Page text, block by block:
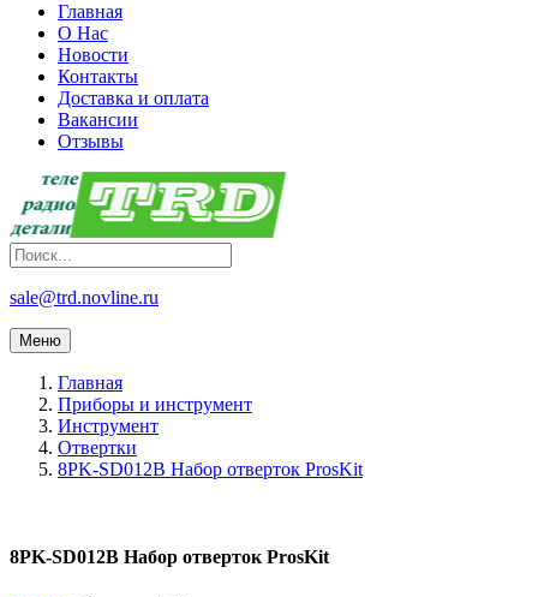
Главная
О Нас
Новости
Контакты
Доставка и оплата
Вакансии
Отзывы
sale@trd.novline.ru
Меню
Главная
Приборы и инструмент
Инструмент
Отвертки
8PK-SD012B Набор отверток ProsKit
8PK-SD012B Набор отверток ProsKit